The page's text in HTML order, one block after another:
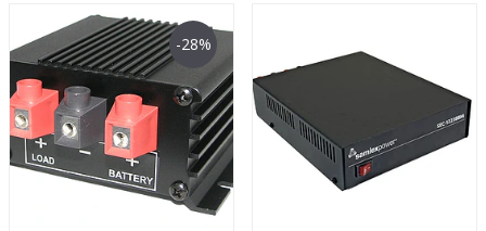
-28%